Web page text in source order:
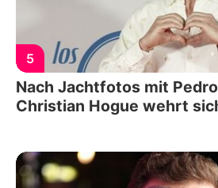
5
Nach Jachtfotos mit
Christian Hogue wehrt